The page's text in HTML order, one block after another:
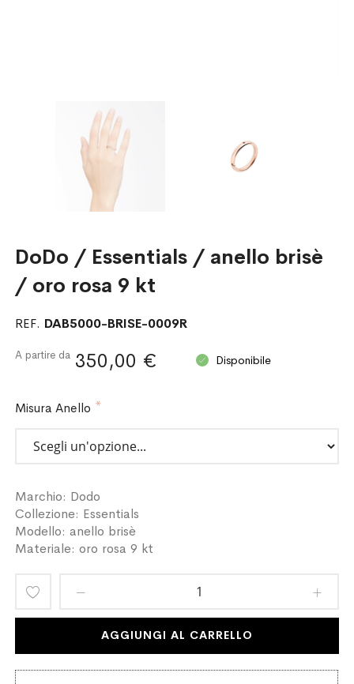
DoDo / Essentials / anello brisè
/ oro rosa 9 kt
REF. DAB5000-BRISE-0009R
Disponibile
A partire da 350,00 €
Misura Anello
Marchio: Dodo
Collezione: Essentials
Modello: anello brisè
Materiale: oro rosa 9 kt
Aggiungi
AGGIUNGI AL CARRELLO